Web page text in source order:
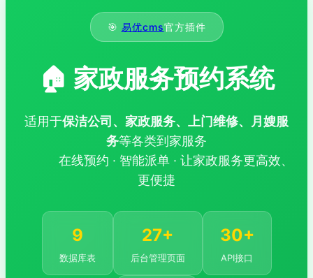
🎯 易优cms官方插件
🏠 家政服务预约系统
适用于保洁公司、家政服务、上门维修、月嫂服
务等各类到家服务
在线预约 · 智能派单 · 让家政服务更高效、
更便捷
9
数据库表
27+
后台管理页面
30+
API接口